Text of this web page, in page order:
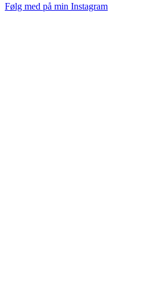
Følg med på min Instagram